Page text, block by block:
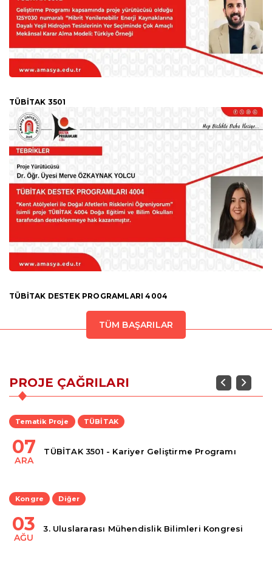
TÜBİTAK 3501
TÜBİTAK DESTEK PROGRAMLARI 4004
TÜM BAŞARILAR
PROJE ÇAĞRILARI
Tematik Proje TÜBİTAK
07
ARA
TÜBİTAK 3501 - Kariyer Geliştirme Programı
Kongre Diğer
03
AĞU
3. Uluslararası Mühendislik Bilimleri Kongresi
Previous
Next